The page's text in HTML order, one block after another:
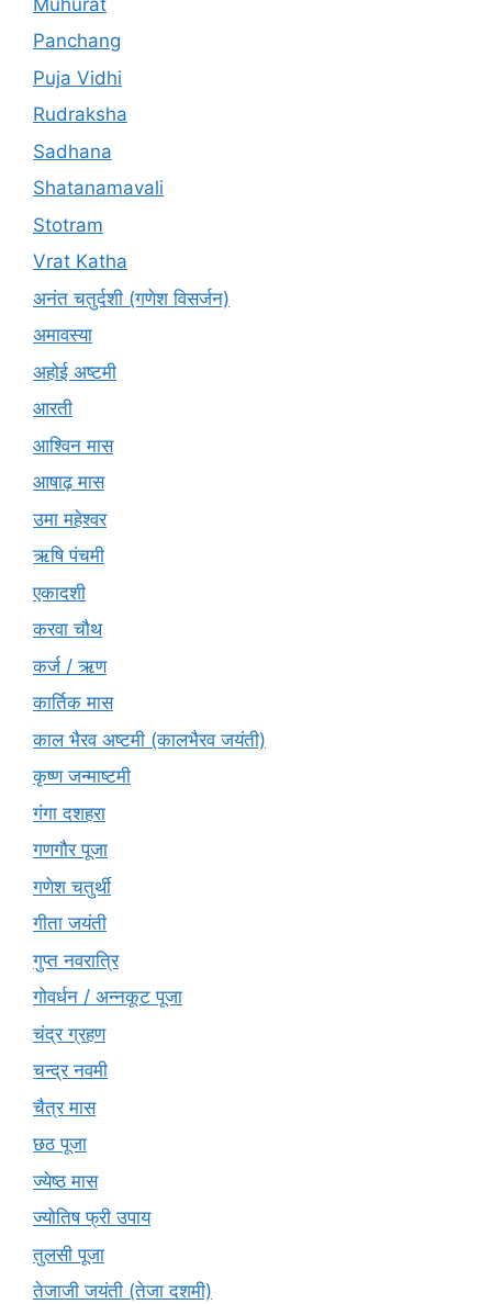
Panchang
Puja Vidhi
Rudraksha
Sadhana
Shatanamavali
Stotram
Vrat Katha
अनंत चतुर्दशी (गणेश विसर्जन)
अमावस्या
अहोई अष्टमी
आरती
आश्विन मास
आषाढ़ मास
उमा महेश्वर
ऋषि पंचमी
एकादशी
करवा चौथ
कर्ज / ऋण
कार्तिक मास
काल भैरव अष्टमी (कालभैरव जयंती)
कृष्ण जन्माष्टमी
गंगा दशहरा
गणगौर पूजा
गणेश चतुर्थी
गीता जयंती
गुप्त नवरात्रि
गोवर्धन / अन्नकूट पूजा
चंद्र ग्रहण
चन्द्र नवमी
चैत्र मास
छठ पूजा
ज्येष्ठ मास
ज्योतिष फ्री उपाय
तुलसी पूजा
तेजाजी जयंती (तेजा दशमी)